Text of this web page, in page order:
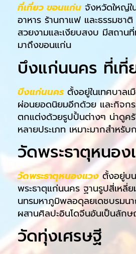
ที่เที่ยว ขอนแก่น จังหวัดใหญ่ใ
อาหาร ร้านกาแฟ และธรรมชา
สวยงามและเงียบสงบ มีสถาน
มาถึงขอนแก่น
บึงแก่นนคร ที่เ
บึงแก่นนคร ตั้งอยู่ในเทศบาล
ผ่อนยอดนิยมอีกด้วย และกิจกร
ตกแต่งด้วยรูปปั้นต่างๆ น่าดูครั
หลายประเภท เหมาะมากสำหรั
วัดพระธาตุหนอง
วัดพระธาตุหนองแวง ตั้งอยู่บ
พระธาตุแก่นนคร ฐานรูปสี่เหลี่
นทรมหาภูมิพลอดุลยเดชบรม
ผสานศิลปะอินโดจีนอันเป็นลัก
วัดทุ่งเศรษฐี